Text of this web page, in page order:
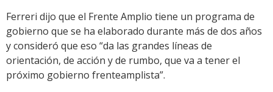
Ferreri dijo que el Frente Amplio tiene un programa de
gobierno que se ha elaborado durante más de dos años
y consideró que eso “da las grandes líneas de
orientación, de acción y de rumbo, que va a tener el
próximo gobierno frenteamplista”.